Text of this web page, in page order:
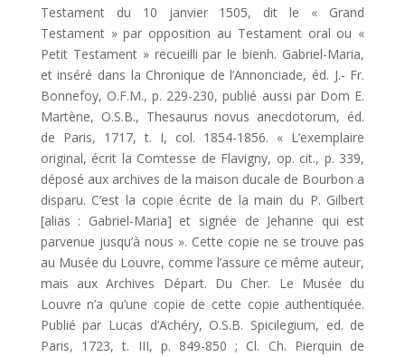
Testament du 10 janvier 1505, dit le « Grand
Testament » par opposition au Testament oral ou «
Petit Testament » recueilli par le bienh. Gabriel-Maria,
et inséré dans la Chronique de l’Annonciade, éd. J.- Fr.
Bonnefoy, O.F.M., p. 229-230, publié aussi par Dom E.
Martène, O.S.B., Thesaurus novus anecdotorum, éd.
de Paris, 1717, t. I, col. 1854-1856. « L’exemplaire
original, écrit la Comtesse de Flavigny, op. cit., p. 339,
déposé aux archives de la maison ducale de Bourbon a
disparu. C’est la copie écrite de la main du P. Gilbert
[alias : Gabriel-Maria] et signée de Jehanne qui est
parvenue jusqu’à nous ». Cette copie ne se trouve pas
au Musée du Louvre, comme l’assure ce même auteur,
mais aux Archives Départ. Du Cher. Le Musée du
Louvre n’a qu’une copie de cette copie authentiquée.
Publié par Lucas d’Achéry, O.S.B. Spicilegium, ed. de
Paris, 1723, t. III, p. 849-850 ; Cl. Ch. Pierquin de